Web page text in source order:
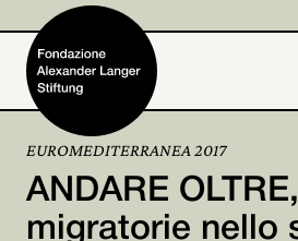
Home
EUROMEDITERRANEA 2017
ANDARE
migratorie nello